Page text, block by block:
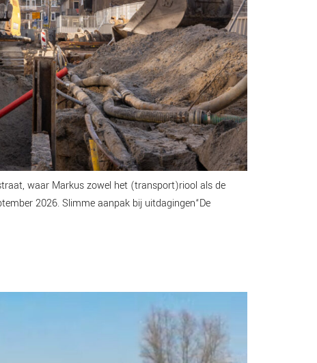
waar Markus zowel het (transport)riool als de
2026. Slimme aanpak bij uitdagingen“De